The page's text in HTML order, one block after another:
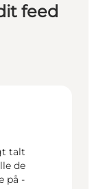
feed
talt
de
på -